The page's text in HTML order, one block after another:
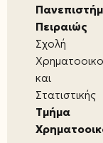
Πειραιώς
Σχολή
και
Στατιστικής
Τμήμα